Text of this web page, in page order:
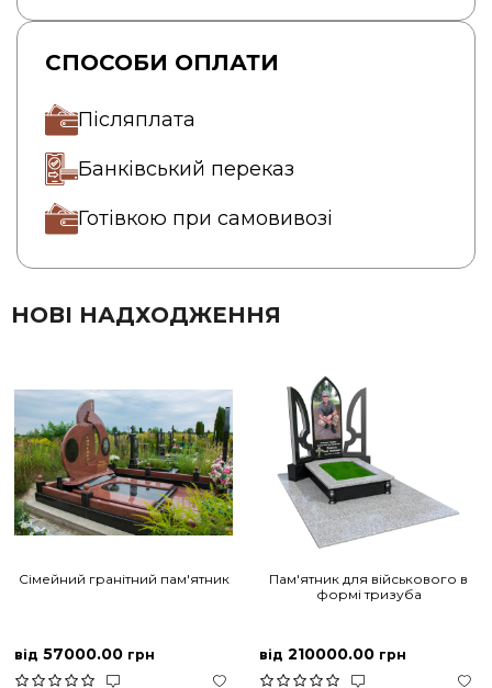
СПОСОБИ ОПЛАТИ
Післяплата
Банківський переказ
Готівкою при самовивозі
НОВІ НАДХОДЖЕННЯ
Сімейний гранітний пам'ятник
від 57000.00 грн
Пам'ятник для військового в
формі тризуба
від 210000.00 грн